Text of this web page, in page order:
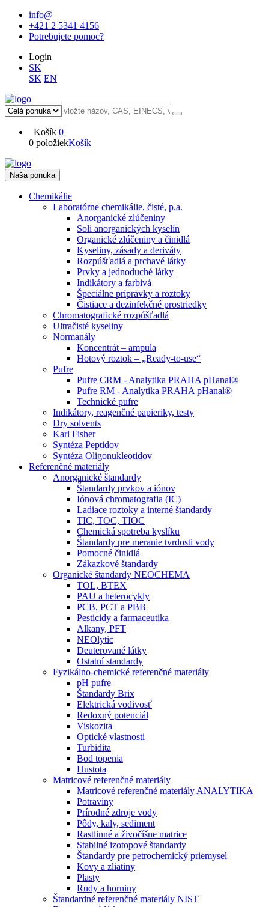
info@
+421 2 5341 4156
Potrebujete pomoc?
Login
SK
SK EN
Košík 0
0 položiekKošík
Naša ponuka
Chemikálie
Laboratórne chemikálie, čisté, p.a.
Anorganické zlúčeniny
Soli anorganických kyselín
Organické zlúčeniny a činidlá
Kyseliny, zásady a deriváty
Rozpúšťadlá a prchavé látky
Prvky a jednoduché látky
Indikátory a farbivá
Špeciálne prípravky a roztoky
Čistiace a dezinfekčné prostriedky
Chromatografické rozpúšťadlá
Ultračisté kyseliny
Normanály
Koncentrát – ampula
Hotový roztok – „Ready-to-use“
Pufre
Pufre CRM - Analytika PRAHA pHanal®
Pufre RM - Analytika PRAHA pHanal®
Technické pufre
Indikátory, reagenčné papieriky, testy
Dry solvents
Karl Fisher
Syntéza Peptidov
Syntéza Oligonukleotidov
Referenčné materiály
Anorganické štandardy
Štandardy prvkov a iónov
Iónová chromatografia (IC)
Ladiace roztoky a interné štandardy
TIC, TOC, TIOC
Chemická spotreba kyslíku
Štandardy pre meranie tvrdosti vody
Pomocné činidlá
Zákazkové štandardy
Organické štandardy NEOCHEMA
TOL, BTEX
PAU a heterocykly
PCB, PCT a PBB
Pesticidy a farmaceutika
Alkany, PFT
NEOlytic
Deuterované látky
Ostatní standardy
Fyzikálno-chemické referenčné materiály
pH pufre
Štandardy Brix
Elektrická vodivosť
Redoxný potenciál
Viskozita
Optické vlastnosti
Turbidita
Bod topenia
Hustota
Matricové referenčné materiály
Matricové referenčné materiály ANALYTIKA
Potraviny
Prírodné zdroje vody
Pôdy, kaly, sediment
Rastlinné a živočíšne matrice
Stabilné izotopové štandardy
Štandardy pre petrochemický priemysel
Kovy a zliatiny
Plasty
Rudy a horniny
Štandardné referenčné materiály NIST